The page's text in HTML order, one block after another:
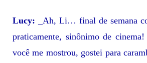
Lucy:
_Ah, Li… final de semana
praticamente, sinônimo de
você me mostrou, gostei para